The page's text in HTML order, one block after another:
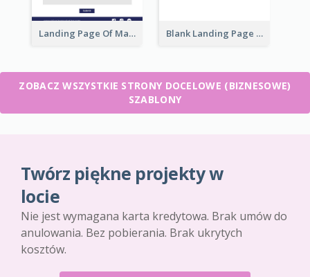
Landing Page Of Marketing Company Blank Landing Page
ZOBACZ WSZYSTKIE STRONY DOCELOWE (BIZNESOWE)
SZABLONY
Twórz piękne projekty w
locie
Nie jest wymagana karta kredytowa. Brak umów do
anulowania. Bez pobierania. Brak ukrytych
kosztów.